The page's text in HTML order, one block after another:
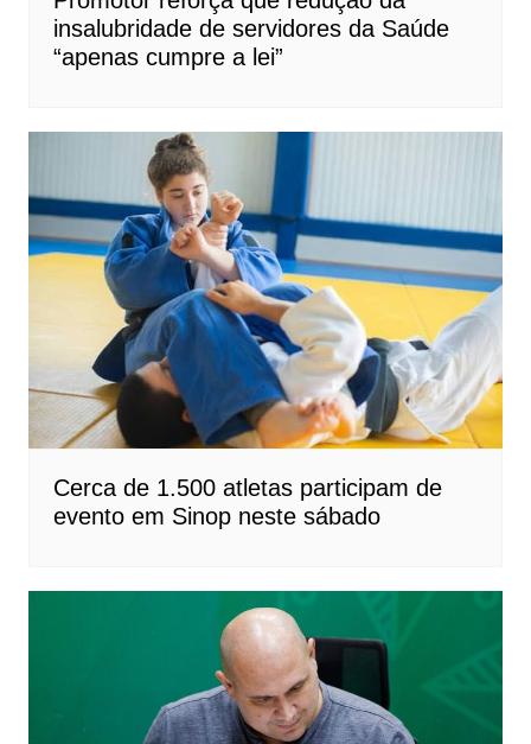
insalubridade de servidores da Saúde
“apenas cumpre a lei”
Cerca de 1.500 atletas participam de
evento em Sinop neste sábado